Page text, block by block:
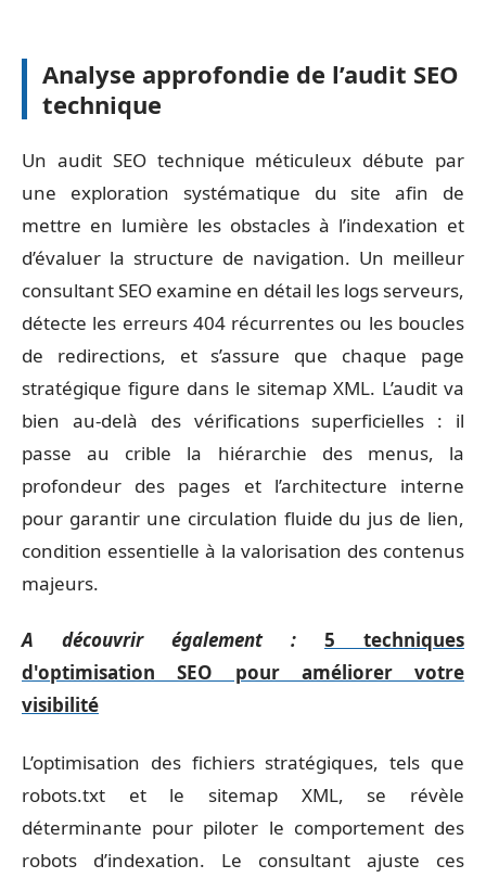
Analyse approfondie de l’audit SEO
technique
Un audit SEO technique méticuleux débute par
une exploration systématique du site afin de
mettre en lumière les obstacles à l’indexation et
d’évaluer la structure de navigation. Un meilleur
consultant SEO examine en détail les logs serveurs,
détecte les erreurs 404 récurrentes ou les boucles
de redirections, et s’assure que chaque page
stratégique figure dans le sitemap XML. L’audit va
bien au-delà des vérifications superficielles : il
passe au crible la hiérarchie des menus, la
profondeur des pages et l’architecture interne
pour garantir une circulation fluide du jus de lien,
condition essentielle à la valorisation des contenus
majeurs.
A découvrir également :
5 techniques
d'optimisation SEO pour améliorer votre
visibilité
L’optimisation des fichiers stratégiques, tels que
robots.txt et le sitemap XML, se révèle
déterminante pour piloter le comportement des
robots d’indexation. Le consultant ajuste ces